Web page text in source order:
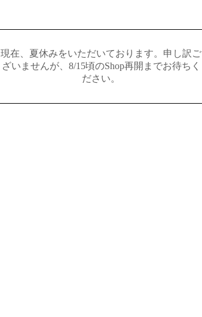
現在、夏休みをいただいております。申し訳ご
ざいませんが、8/15頃のShop再開までお待ちく
ださい。